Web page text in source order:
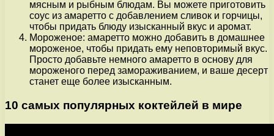
мясным и рыбным блюдам. Вы можете приготовить
соус из амаретто с добавлением сливок и горчицы,
чтобы придать блюду изысканный вкус и аромат.
Мороженое: амаретто можно добавить в домашнее
мороженое, чтобы придать ему неповторимый вкус.
Просто добавьте немного амаретто в основу для
мороженого перед замораживанием, и ваше десерт
станет еще более изысканным.
10 самых популярных коктейлей в мире